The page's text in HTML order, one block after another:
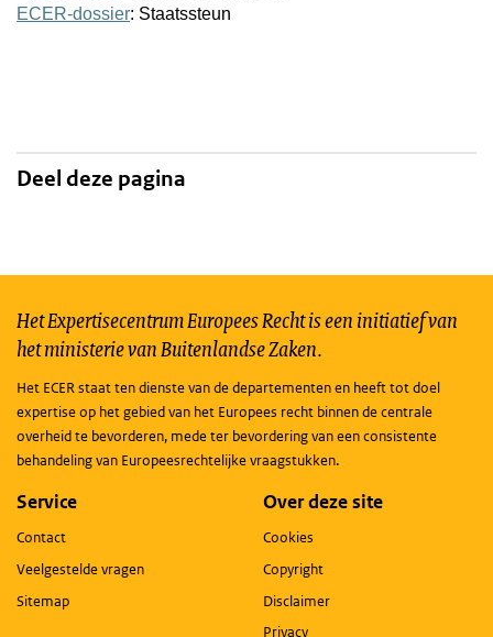
ECER-dossier: Staatssteun
Deel deze pagina
Het Expertisecentrum Europees Recht is een initiatief van
het ministerie van Buitenlandse Zaken.
Het ECER staat ten dienste van de departementen en heeft tot doel
expertise op het gebied van het Europees recht binnen de centrale
overheid te bevorderen, mede ter bevordering van een consistente
behandeling van Europeesrechtelijke vraagstukken.
Service
Contact
Veelgestelde vragen
Sitemap
Over deze site
Cookies
Copyright
Disclaimer
Privacy